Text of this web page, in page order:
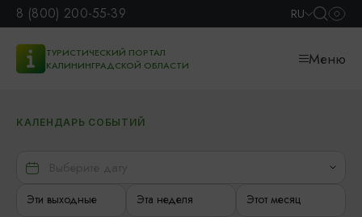
8 (800) 200-55-39 RU
ТУРИСТИЧЕСКИЙ ПОРТАЛ
КАЛИНИНГРАДСКОЙ ОБЛАСТИ
Меню
КАЛЕНДАРЬ СОБЫТИЙ
Эти выходные Эта неделя Этот месяц